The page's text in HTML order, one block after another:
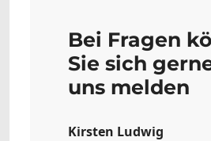
Bei Fragen
Sie sich
uns melden
Kirsten Ludwig